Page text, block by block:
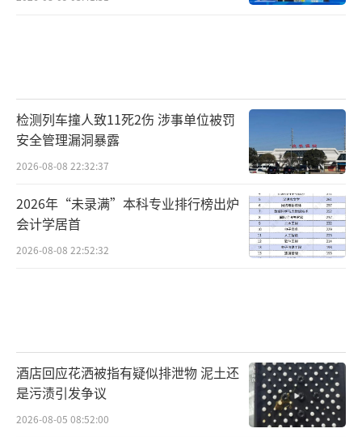
检测列车撞人致11死2伤 涉事单位被罚
安全管理漏洞暴露
2026-08-08 22:32:37
2026年“未录满”本科专业排行榜出炉
会计学居首
2026-08-08 22:52:32
酒店回应花洒被指有疑似排泄物 泥土还
是污渍引发争议
2026-08-05 08:52:00